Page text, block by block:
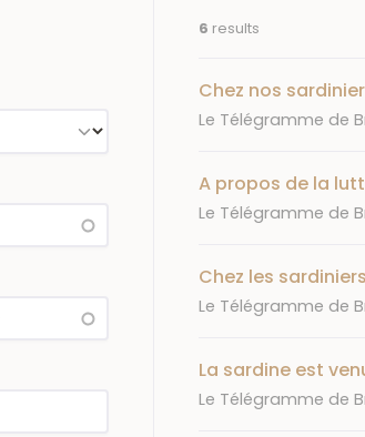
6 results
Chez nos
Journal
Le Télégramme de
A propos de la
Journal
Le Télégramme de
Chez les
Journal
Le Télégramme de
La sardine est
Journal
Le Télégramme de